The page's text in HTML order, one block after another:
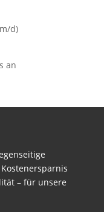
d)
an
– für unsere